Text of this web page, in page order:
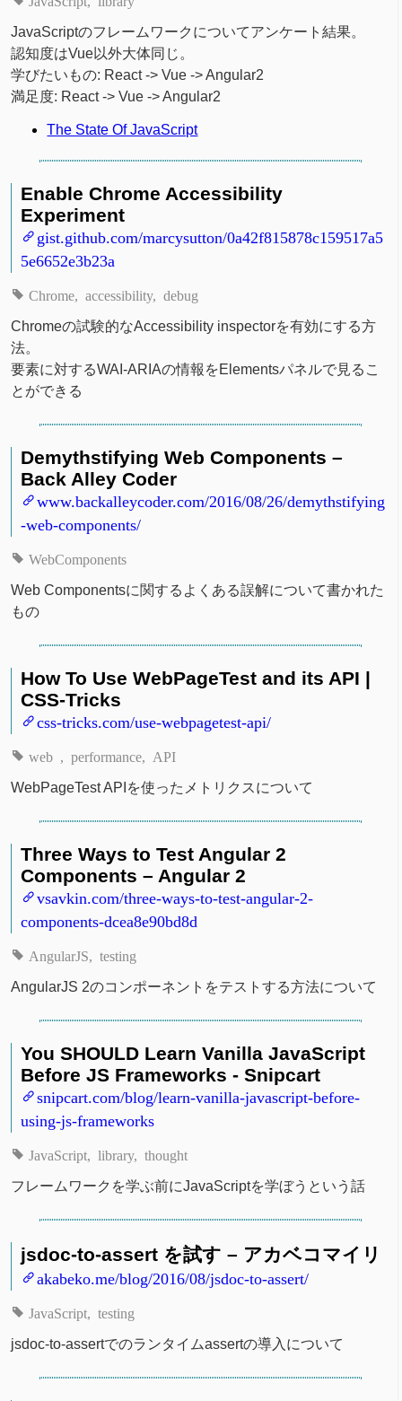
JavaScriptのフレームワークについてアンケート結果。
認知度はVue以外大体同じ。
学びたいもの: React -> Vue -> Angular2
満足度: React -> Vue -> Angular2
The State Of JavaScript
Enable Chrome Accessibility
Experiment
gist.github.com/marcysutton/0a42f815878c159517a5
5e6652e3b23a
Chrome accessibility debug
Chromeの試験的なAccessibility inspectorを有効にする方
法。
要素に対するWAI-ARIAの情報をElementsパネルで見るこ
とができる
Demythstifying Web Components –
Back Alley Coder
www.backalleycoder.com/2016/08/26/demythstifying
-web-components/
WebComponents
Web Componentsに関するよくある誤解について書かれた
もの
How To Use WebPageTest and its API |
CSS-Tricks
css-tricks.com/use-webpagetest-api/
web performance API
WebPageTest APIを使ったメトリクスについて
Three Ways to Test Angular 2
Components – Angular 2
vsavkin.com/three-ways-to-test-angular-2-
components-dcea8e90bd8d
AngularJS testing
AngularJS 2のコンポーネントをテストする方法について
You SHOULD Learn Vanilla JavaScript
Before JS Frameworks - Snipcart
snipcart.com/blog/learn-vanilla-javascript-before-
using-js-frameworks
JavaScript library thought
フレームワークを学ぶ前にJavaScriptを学ぼうという話
jsdoc-to-assert を試す – アカベコマイリ
akabeko.me/blog/2016/08/jsdoc-to-assert/
JavaScript testing
jsdoc-to-assertでのランタイムassertの導入について